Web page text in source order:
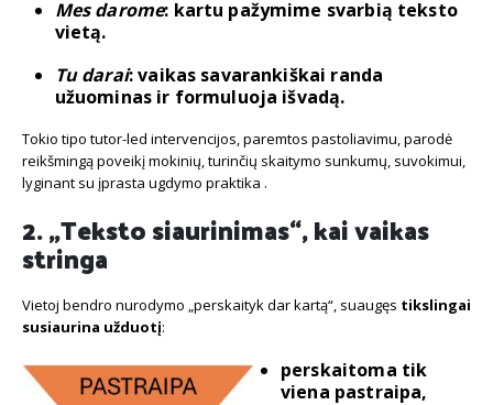
Mes darome: kartu pažymime svarbią teksto
vietą.
Tu darai: vaikas savarankiškai randa
užuominas ir formuluoja išvadą.
Tokio tipo tutor-led intervencijos, paremtos pastoliavimu, parodė
reikšmingą poveikį mokinių, turinčių skaitymo sunkumų, suvokimui,
lyginant su įprasta ugdymo praktika .
2. „Teksto siaurinimas“, kai vaikas
stringa
Vietoj bendro nurodymo „perskaityk dar kartą“, suaugęs tikslingai
susiaurina užduotį:
perskaitoma tik
viena pastraipa,